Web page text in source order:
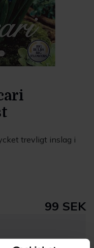
trevligt inslag i
99 SEK